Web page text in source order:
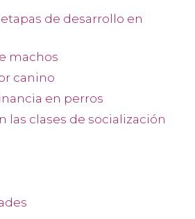
de desarrollo en
machos
canino
en perros
las clases de socialización